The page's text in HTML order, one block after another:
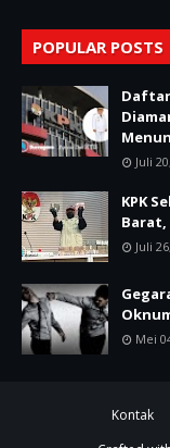
POPULAR POSTS
Juli
KPK
Barat,
Juli
Mei
Kontak